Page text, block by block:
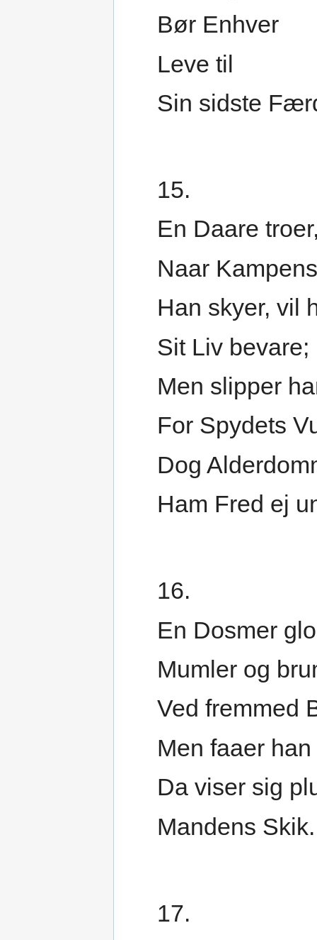
Bør Enhver
Leve til
Sin sidste
15.
En Daare
Naar
Han skyer, vil
Sit Liv bevare;
Men slipper
For Spydets
Dog
Ham Fred ej
16.
En Dosmer
Mumler og
Ved fremmed
Men faaer
Da viser sig
Mandens Skik.
17.